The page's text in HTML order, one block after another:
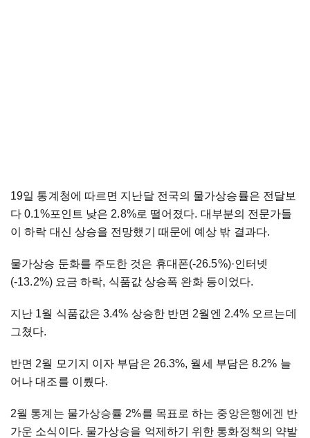
19일 통계청에 따르면 지난달 전국의 물가상승률은 전달보
다 0.1%포인트 낮은 2.8%로 떨어졌다. 대부분의 전문가들
이 하락 대신 상승을 전망했기 때문에 예상 밖 결과다.
물가상승 둔화를 주도한 것은 휴대폰(-26.5%)·인터넷
(-13.2%) 요금 하락, 식품값 상승폭 완화 등이었다.
지난 1월 식품값은 3.4% 상승한 반면 2월엔 2.4% 오르는데
그쳤다.
반면 2월 모기지 이자 부담은 26.3%, 월세 부담은 8.2% 늘
어나 대조를 이뤘다.
2월 통계는 물가상승률 2%를 목표로 하는 중앙은행에겐 반
가운 소식이다. 물가상승을 억제하기 위한 통화정책의 약발